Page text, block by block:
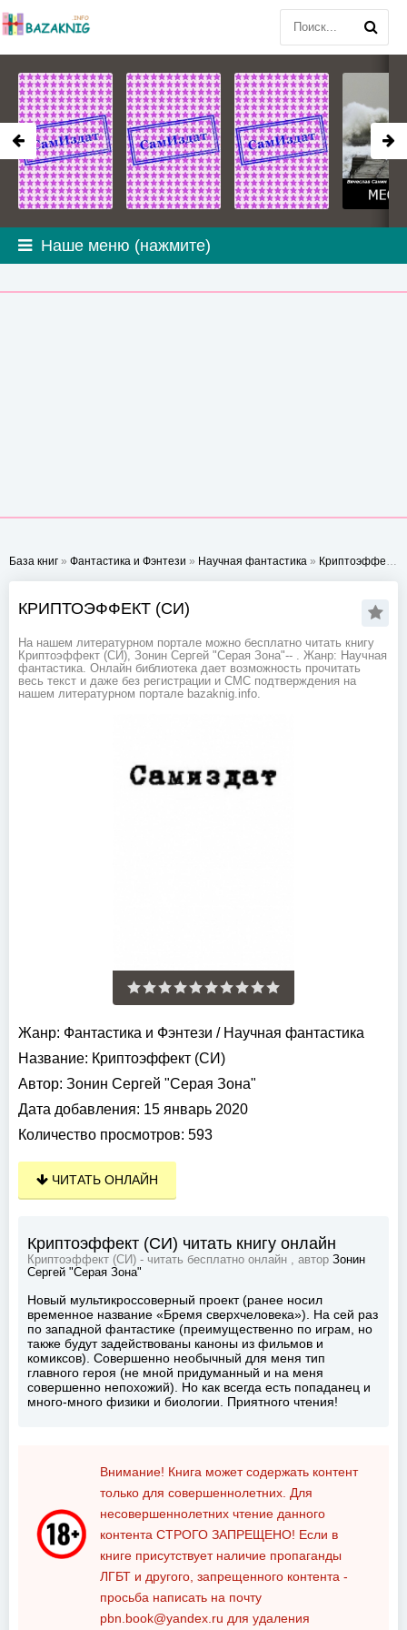
Наше меню (нажмите)
База книг » Фантастика и Фэнтези » Научная фантастика » Криптоэффект (СИ)
КРИПТОЭФФЕКТ (СИ)
На нашем литературном портале можно бесплатно читать книгу
Криптоэффект (СИ), Зонин Сергей "Серая Зона"-- . Жанр: Научная
фантастика. Онлайн библиотека дает возможность прочитать
весь текст и даже без регистрации и СМС подтверждения на
нашем литературном портале bazaknig.info.
Жанр: Фантастика и Фэнтези / Научная фантастика
Название: Криптоэффект (СИ)
Автор: Зонин Сергей "Серая Зона"
Дата добавления: 15 январь 2020
Количество просмотров: 593
ЧИТАТЬ ОНЛАЙН
Криптоэффект (СИ) читать книгу онлайн
Криптоэффект (СИ) - читать бесплатно онлайн , автор Зонин
Сергей "Серая Зона"
Новый мультикроссоверный проект (ранее носил
временное название «Бремя сверхчеловека»). На сей раз
по западной фантастике (преимущественно по играм, но
также будут задействованы каноны из фильмов и
комиксов). Совершенно необычный для меня тип
главного героя (не мной придуманный и на меня
совершенно непохожий). Но как всегда есть попаданец и
много-много физики и биологии. Приятного чтения!
Внимание! Книга может содержать контент
только для совершеннолетних. Для
несовершеннолетних чтение данного
контента СТРОГО ЗАПРЕЩЕНО! Если в
книге присутствует наличие пропаганды
ЛГБТ и другого, запрещенного контента -
просьба написать на почту
pbn.book@yandex.ru для удаления